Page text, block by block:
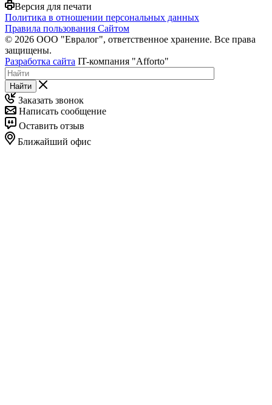
Версия для печати
Политика в отношении персональных данных
Правила пользования Сайтом
© 2026 ООО "Евралог", ответственное хранение. Все права
защищены.
Разработка сайта IT-компания "Afforto"
Найти
Заказать звонок
Написать сообщение
Оставить отзыв
Ближайший офис